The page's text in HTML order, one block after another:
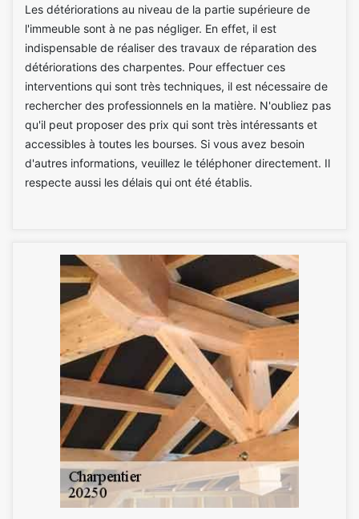
Les détériorations au niveau de la partie supérieure de
l'immeuble sont à ne pas négliger. En effet, il est
indispensable de réaliser des travaux de réparation des
détériorations des charpentes. Pour effectuer ces
interventions qui sont très techniques, il est nécessaire de
rechercher des professionnels en la matière. N'oubliez pas
qu'il peut proposer des prix qui sont très intéressants et
accessibles à toutes les bourses. Si vous avez besoin
d'autres informations, veuillez le téléphoner directement. Il
respecte aussi les délais qui ont été établis.